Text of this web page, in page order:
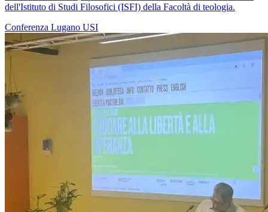
dell'Istituto di Studi Filosofici (ISFI) della Facoltà di teologia.
Conferenza Lugano USI